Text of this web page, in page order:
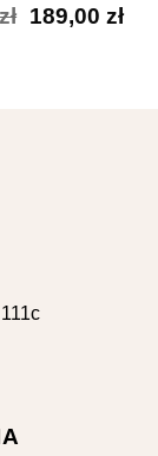
zł Pierwotna
189,00 zł